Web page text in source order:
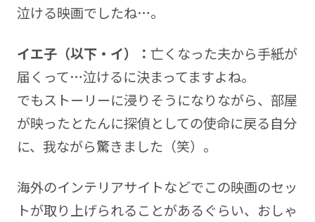
泣ける映画でしたね…。
イエ子（以下・イ）： 亡くなった夫から手紙が
届くって…泣けるに決まってますよね。
でもストーリーに浸りそうになりながら、部屋
が映ったとたんに探偵としての使命に戻る自分
に、我ながら驚きました（笑）。
海外のインテリアサイトなどでこの映画のセッ
トが取り上げられることがあるぐらい、おしゃ